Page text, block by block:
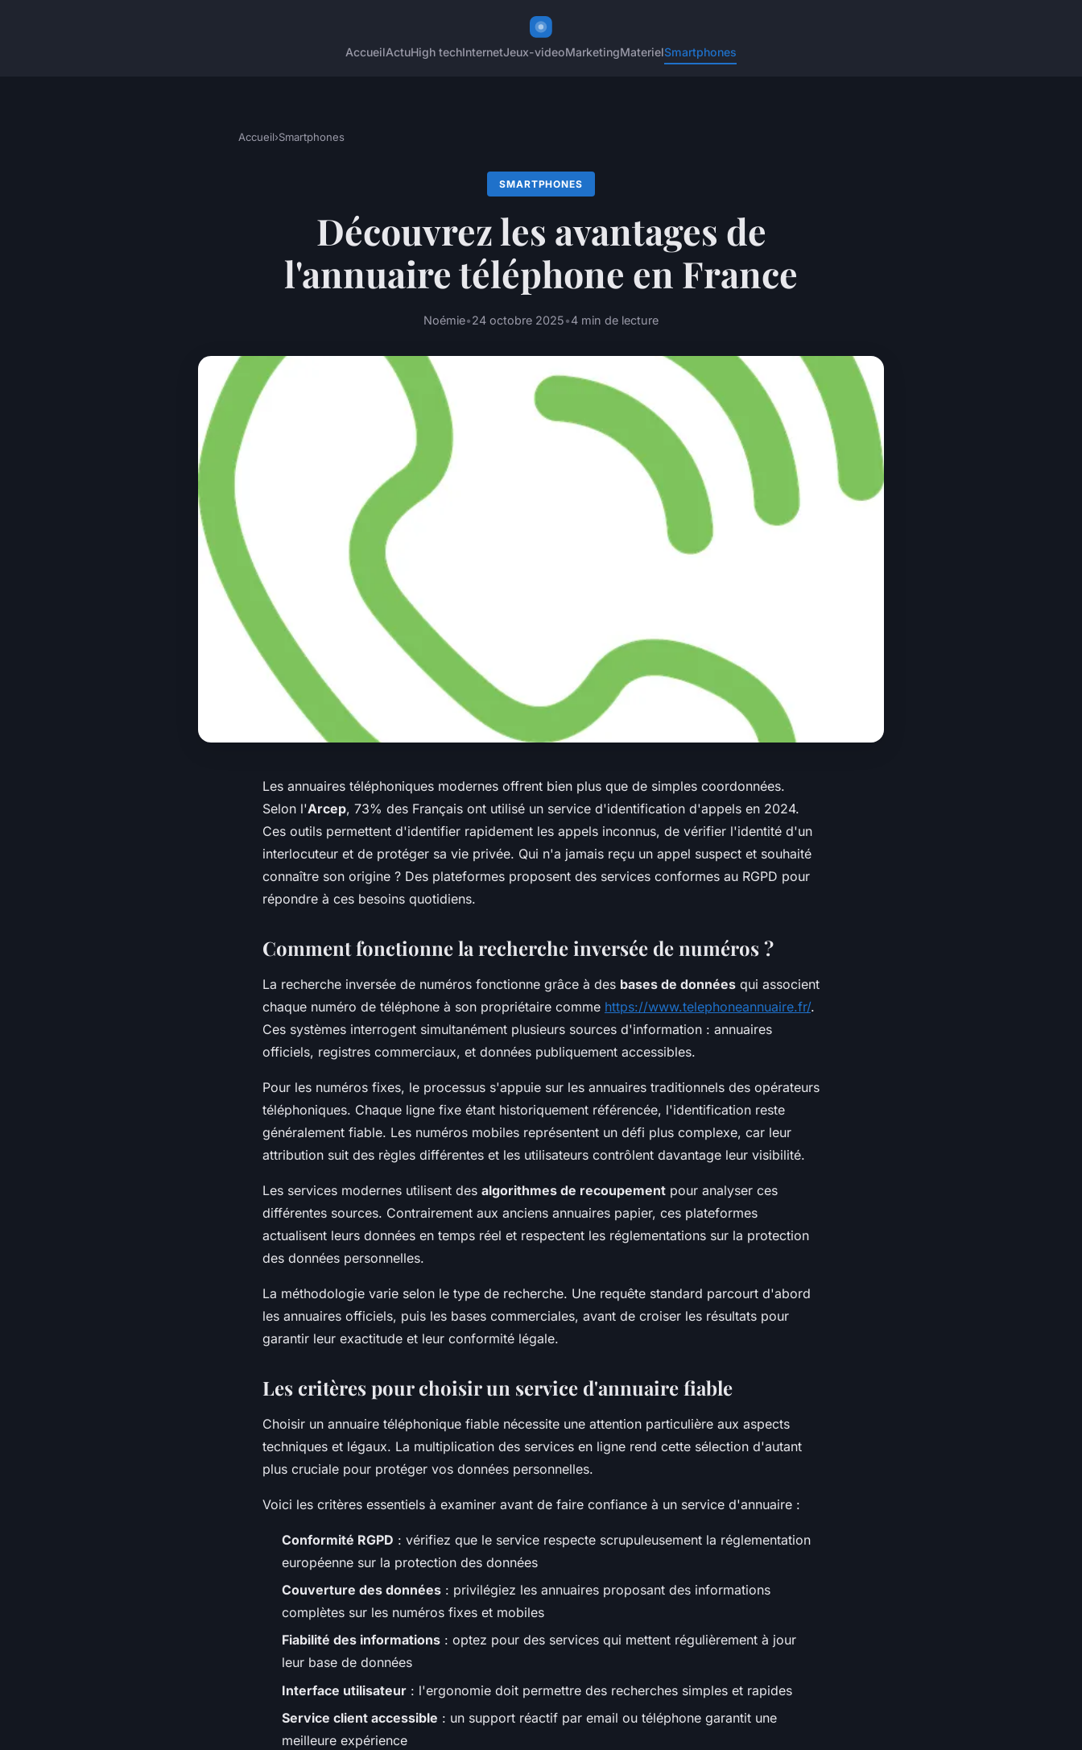
AccueilActuHigh techInternetJeux-videoMarketingMaterielSmartphones
Accueil›Smartphones
SMARTPHONES
Découvrez les avantages de
l'annuaire téléphone en France
Noémie•24 octobre 2025•4 min de lecture
Les annuaires téléphoniques modernes offrent bien plus que de simples coordonnées.
Selon l'Arcep, 73% des Français ont utilisé un service d'identification d'appels en 2024.
Ces outils permettent d'identifier rapidement les appels inconnus, de vérifier l'identité d'un
interlocuteur et de protéger sa vie privée. Qui n'a jamais reçu un appel suspect et souhaité
connaître son origine ? Des plateformes proposent des services conformes au RGPD pour
répondre à ces besoins quotidiens.
Comment fonctionne la recherche inversée de numéros ?
La recherche inversée de numéros fonctionne grâce à des bases de données qui associent
chaque numéro de téléphone à son propriétaire comme https://www.telephoneannuaire.fr/.
Ces systèmes interrogent simultanément plusieurs sources d'information : annuaires
officiels, registres commerciaux, et données publiquement accessibles.
Pour les numéros fixes, le processus s'appuie sur les annuaires traditionnels des opérateurs
téléphoniques. Chaque ligne fixe étant historiquement référencée, l'identification reste
généralement fiable. Les numéros mobiles représentent un défi plus complexe, car leur
attribution suit des règles différentes et les utilisateurs contrôlent davantage leur visibilité.
Les services modernes utilisent des algorithmes de recoupement pour analyser ces
différentes sources. Contrairement aux anciens annuaires papier, ces plateformes
actualisent leurs données en temps réel et respectent les réglementations sur la protection
des données personnelles.
La méthodologie varie selon le type de recherche. Une requête standard parcourt d'abord
les annuaires officiels, puis les bases commerciales, avant de croiser les résultats pour
garantir leur exactitude et leur conformité légale.
Les critères pour choisir un service d'annuaire fiable
Choisir un annuaire téléphonique fiable nécessite une attention particulière aux aspects
techniques et légaux. La multiplication des services en ligne rend cette sélection d'autant
plus cruciale pour protéger vos données personnelles.
Voici les critères essentiels à examiner avant de faire confiance à un service d'annuaire :
Conformité RGPD : vérifiez que le service respecte scrupuleusement la réglementation
européenne sur la protection des données
Couverture des données : privilégiez les annuaires proposant des informations
complètes sur les numéros fixes et mobiles
Fiabilité des informations : optez pour des services qui mettent régulièrement à jour
leur base de données
Interface utilisateur : l'ergonomie doit permettre des recherches simples et rapides
Service client accessible : un support réactif par email ou téléphone garantit une
meilleure expérience